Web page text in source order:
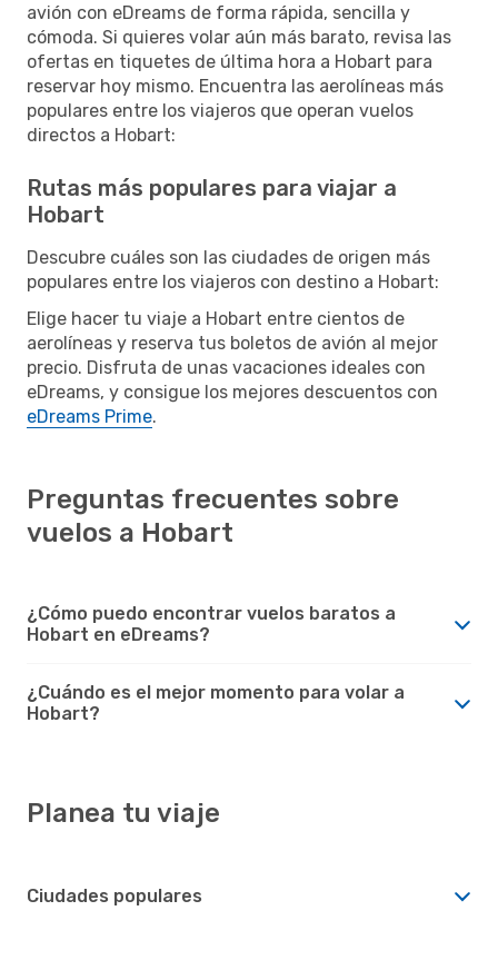
avión con eDreams de forma rápida, sencilla y
cómoda. Si quieres volar aún más barato, revisa las
ofertas en tiquetes de última hora a Hobart para
reservar hoy mismo. Encuentra las aerolíneas más
populares entre los viajeros que operan vuelos
directos a Hobart:
Rutas más populares para viajar a
Hobart
Descubre cuáles son las ciudades de origen más
populares entre los viajeros con destino a Hobart:
Elige hacer tu viaje a Hobart entre cientos de
aerolíneas y reserva tus boletos de avión al mejor
precio. Disfruta de unas vacaciones ideales con
eDreams, y consigue los mejores descuentos con
eDreams Prime.
Preguntas frecuentes sobre
vuelos a Hobart
¿Cómo puedo encontrar vuelos baratos a
Hobart en eDreams?
¿Cuándo es el mejor momento para volar a
Hobart?
Planea tu viaje
Ciudades populares